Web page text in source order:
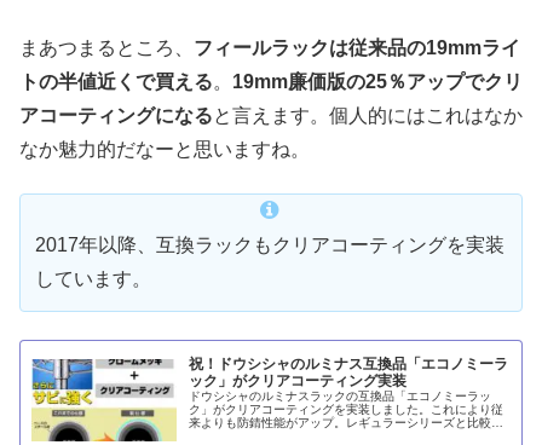
まあつまるところ、 フィールラックは従来品の19mmライ
トの半値近くで買える。 19mm廉価版の25％アップでクリ
アコーティングになると言えます。個人的にはこれはなか
なか魅力的だなーと思いますね。
2017年以降、互換ラックもクリアコーティングを実装
しています。
祝！ドウシシャのルミナス互換品「エコノミーラ
ック」がクリアコーティング実装
ドウシシャのルミナスラックの互換品「エコノミーラッ
ク」がクリアコーティングを実装しました。これにより従
来よりも防錆性能がアップ。レギュラーシリーズと比較す